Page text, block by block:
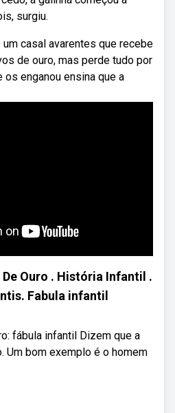
surgiu.
casal avarentes que recebe
de ouro, mas perde tudo por
os enganou ensina que a
De Ouro . História Infantil .
Fabula infantil
fábula infantil Dizem que a
Um bom exemplo é o homem